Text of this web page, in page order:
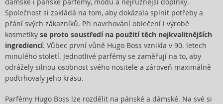
dámské i pánské parfémy, módu a nejrůznější doplňky.
Společnost si zakládá na tom, aby dokázala splnit potřeby a
přání svých zákazníků. Při navrhování oblečení i výrobě
kosmetiky se proto soustředí na použití těch nejkvalitnějších
ingrediencí. Vůbec první vůně Hugo Boss vznikla v 90. letech
minulého století. Jednotlivé parfémy se zaměřují na to, aby
odrážely silnou osobnost svého nositele a zároveň maximálně
podtrhovaly jeho krásu.
Parfémy Hugo Boss lze rozdělit na pánské a dámské. Na své si